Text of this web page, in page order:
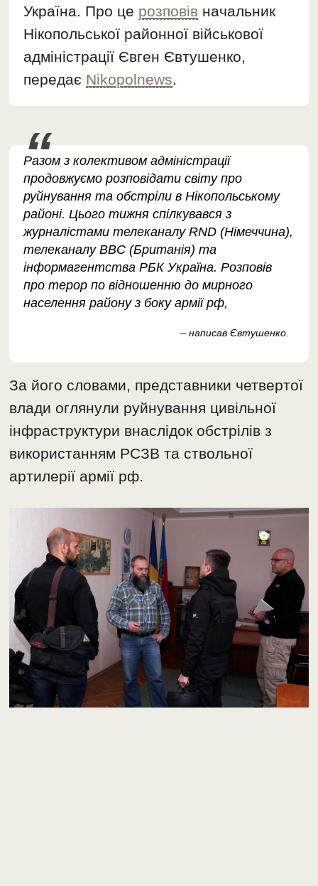
Україна. Про це розповів начальник
Нікопольської районної військової
адміністрації Євген Євтушенко,
передає Nikopolnews.
Разом з колективом адміністрації
продовжуємо розповідати світу про
руйнування та обстріли в Нікопольському
районі. Цього тижня спілкувався з
журналістами телеканалу RND (Німеччина),
телеканалу BBC (Британія) та
інформагентства РБК Україна. Розповів
про терор по відношенню до мирного
населення району з боку армії рф,
– написав Євтушенко.
За його словами, представники четвертої
влади оглянули руйнування цивільної
інфраструктури внаслідок обстрілів з
використанням РСЗВ та ствольної
артилерії армії рф.